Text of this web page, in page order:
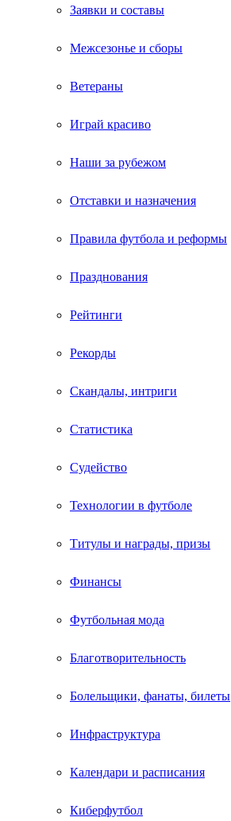
Заявки и составы
Межсезонье и сборы
Ветераны
Играй красиво
Наши за рубежом
Отставки и назначения
Правила футбола и реформы
Празднования
Рейтинги
Рекорды
Скандалы, интриги
Статистика
Судейство
Технологии в футболе
Титулы и награды, призы
Финансы
Футбольная мода
Благотворительность
Болельщики, фанаты, билеты
Инфраструктура
Календари и расписания
Киберфутбол